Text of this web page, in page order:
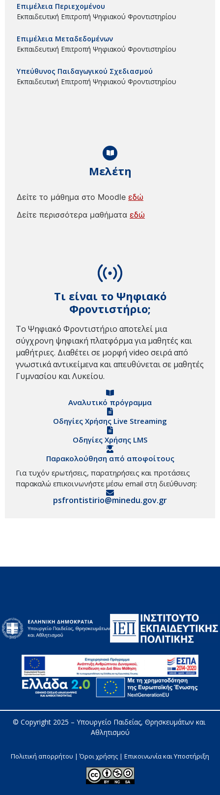
Τι είναι το Ψηφιακό
Φροντιστήριο;
Το Ψηφιακό Φροντιστήριο αποτελεί μια
σύγχρονη ψηφιακή πλατφόρμα για μαθητές και
μαθήτριες. Διαθέτει σε μορφή video σειρά από
γνωστικά αντικείμενα και απευθύνεται σε μαθητές
Γυμνασίου και Λυκείου.
Αναλυτικό πρόγραμμα
Οδηγίες Χρήσης Live Streaming
Οδηγίες Χρήσης LMS
Παρακολούθηση από αποφοίτους
Για τυχόν ερωτήσεις, παρατηρήσεις και προτάσεις
παρακαλώ επικοινωνήστε μέσω email στη διεύθυνση:
psfrontistirio@minedu.gov.gr
Μελέτη
Δείτε το μάθημα στο Moodle εδώ
Δείτε περισσότερα μαθήματα εδώ
Επιμέλεια Περιεχομένου
Εκπαιδευτική Επιτροπή Ψηφιακού Φροντιστηρίου
Επιμέλεια Μεταδεδομένων
Εκπαιδευτική Επιτροπή Ψηφιακού Φροντιστηρίου
Υπεύθυνος Παιδαγωγικού Σχεδιασμού
Εκπαιδευτική Επιτροπή Ψηφιακού Φροντιστηρίου
© Copyright 2025 – Υπουργείο Παιδείας, Θρησκευμάτων και
Αθλητισμού
Πολιτική απορρήτου | Όροι χρήσης | Επικοινωνία και Υποστήριξη